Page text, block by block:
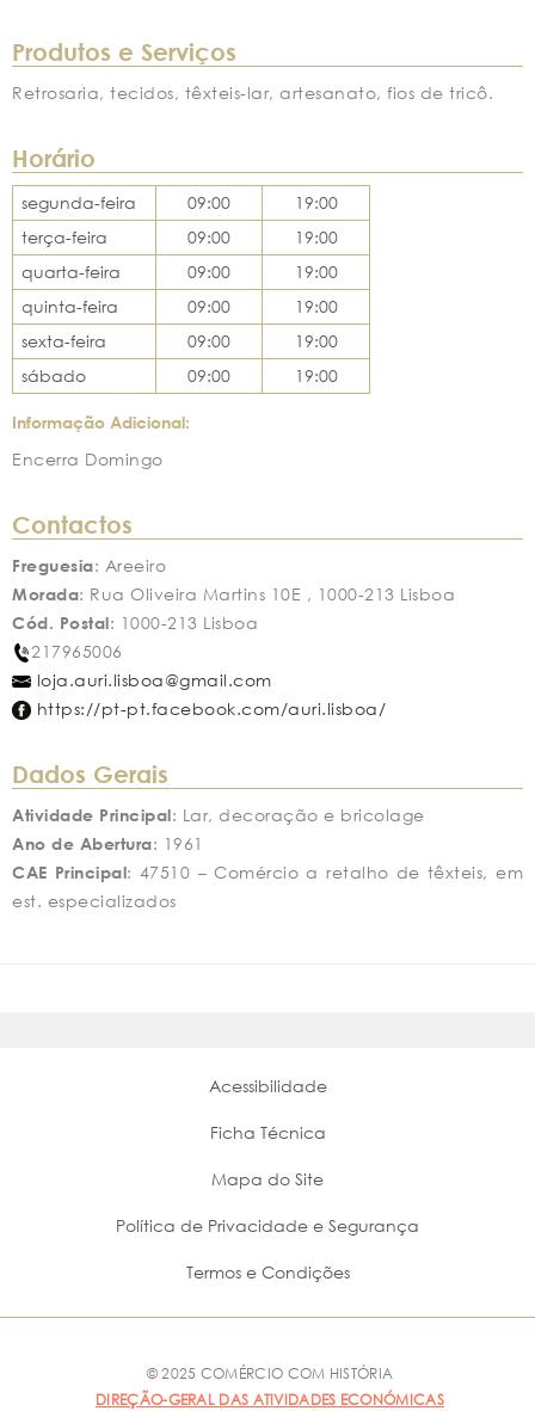
Produtos e Serviços
Retrosaria, tecidos, têxteis-lar, artesanato, fios de tricô.
Horário
segunda-feira 09:00
19:00
terça-feira
09:00
19:00
quarta-feira
09:00
19:00
quinta-feira
09:00
19:00
sexta-feira
09:00
19:00
sábado
09:00 19:00
Informação Adicional:
Encerra Domingo
Contactos
Freguesia: Areeiro
Morada: Rua Oliveira Martins 10E , 1000-213 Lisboa
Cód. Postal: 1000-213 Lisboa
217965006
loja.auri.lisboa@gmail.com
https://pt-pt.facebook.com/auri.lisboa/
Dados Gerais
Atividade Principal: Lar, decoração e bricolage
Ano de Abertura: 1961
CAE Principal: 47510 – Comércio a retalho de têxteis, em
est. especializados
Acessibilidade
Ficha Técnica
Mapa do Site
Política de Privacidade e Segurança
Termos e Condições
© 2025 COMÉRCIO COM HISTÓRIA
DIREÇÃO-GERAL DAS ATIVIDADES ECONÓMICAS